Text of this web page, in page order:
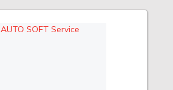
AUTO SOFT Service